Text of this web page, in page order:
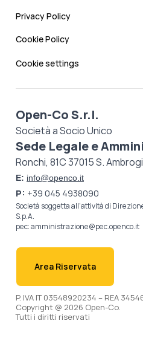
Privacy Policy
Cookie Policy
Cookie settings
Open-Co S.r.l.
Società a Socio Unico
Sede Legale e
Ronchi, 81C 37015 S.
E: info@openco.it
P: +39 045 4938090
Società soggetta all’attività di
S.p.A.
pec:amministrazione@pec.openco.it
Area Riservata
P. IVA IT 03548920234 – REA
Copyright @ 2026 Open-Co.
Tutti i diritti riservati